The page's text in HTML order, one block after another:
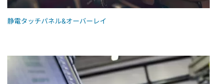
静電タッチパネル&オーバーレイ